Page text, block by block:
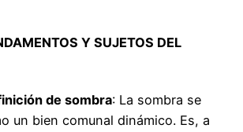
Y SUJETOS DEL
de sombra: La sombra se
un bien comunal dinámico. Es, a